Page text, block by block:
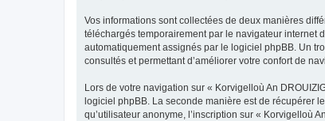
Vos informations sont collectées de deux manières
téléchargés temporairement par le navigateur internet
automatiquement assignés par le logiciel phpBB. Un
consultés et permettant d’améliorer votre confort de
Lors de votre navigation sur « Korvigelloù An
logiciel phpBB. La seconde manière est de récupérer
qu’utilisateur anonyme, l’inscription sur « Korvigelloù